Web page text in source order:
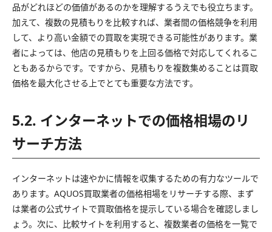
品がどれほどの価値があるのかを理解するうえでも役立ちます。
加えて、複数の見積もりを比較すれば、業者間の価格競争を利用
して、より高い金額での買取を実現できる可能性があります。業
者によっては、他店の見積もりを上回る価格で対応してくれるこ
ともあるからです。ですから、見積もりを複数集めることは買取
価格を最大化させる上でとても重要な方法です。
5.2. インターネットでの価格相場のリ
サーチ方法
インターネットは速やかに情報を収集するための有力なツールで
あります。AQUOS買取業者の価格相場をリサーチする際、まず
は業者の公式サイトで買取価格を提示している場合を確認しまし
ょう。次に、比較サイトを利用すると、複数業者の価格を一覧で